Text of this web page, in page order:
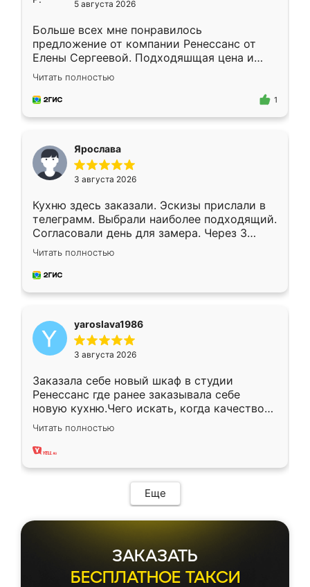
5 августа 2026
Больше всех мне понравилось
предложение от компании Ренессанс от
Елены Сергеевой. Подходяшщая цена и
короткие сроки изготовления. Приехавший
для замера сотрудник Владислав
предложил по моему эскизу самый
Читать полностью
1
Ярослава
3 августа 2026
Кухню здесь заказали. Эскизы прислали в
телеграмм. Выбрали наиболее подходящий.
Согласовали день для замера. Через 3
недели кухня была уже готова. Остались
довольны работой. Спасибо Ренессанс
мебель за качественную работу!
Читать полностью
yaroslava1986
3 августа 2026
Заказала себе новый шкаф в студии
Ренессанс где ранее заказывала себе
новую кухню.Чего искать, когда качеством
вполне довольна. Служит кухня уже почти
два года, нареканий нет.
Читать полностью
Еще
ЗАКАЗАТЬ
БЕСПЛАТНОЕ ТАКСИ